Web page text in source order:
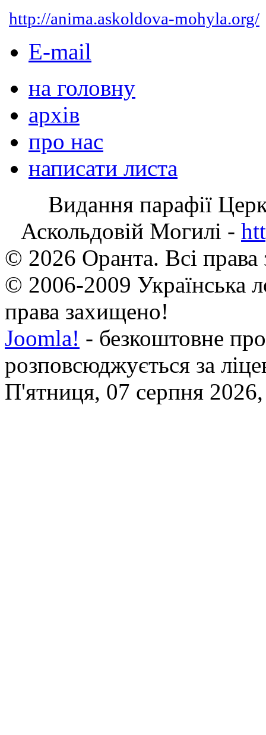
http://anima.askoldova-mohyla.org/
E-mail
на головну
архів
про нас
написати листа
Видання парафії
Аскольдовій Могилі -
© 2026 Оранта. Всі
© 2006-2009 Українська
права захищено!
Joomla! - безкоштовне
розповсюджується за
П'ятниця, 07 серпня